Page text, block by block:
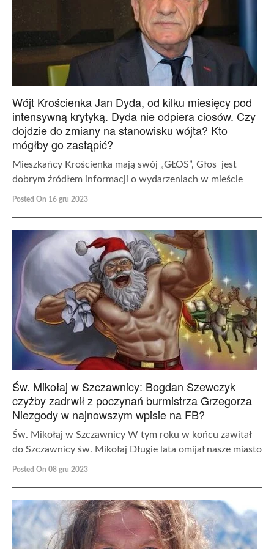
Wójt Krościenka Jan Dyda, od kilku miesięcy pod
intensywną krytyką. Dyda nie odpiera ciosów. Czy
dojdzie do zmiany na stanowisku wójta? Kto
mógłby go zastąpić?
Mieszkańcy Krościenka mają swój „GŁOS”, Głos jest
dobrym źródłem informacji o wydarzeniach w mieście
Posted On 16 gru 2023
Św. Mikołaj w Szczawnicy: Bogdan Szewczyk
czyżby zadrwił z poczynań burmistrza Grzegorza
Niezgody w najnowszym wpisie na FB?
Św. Mikołaj w Szczawnicy W tym roku w końcu zawitał
do Szczawnicy św. Mikołaj Długie lata omijał nasze miasto
Posted On 08 gru 2023